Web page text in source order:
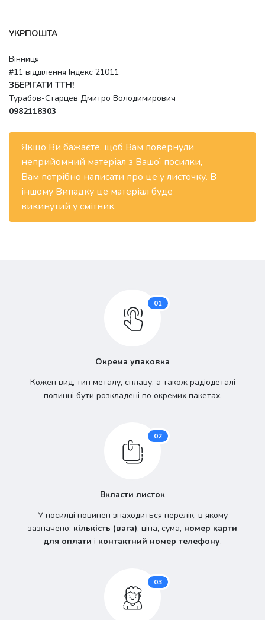
УКРПОШТА
Вінниця
#11 відділення Індекс 21011
ЗБЕРІГАТИ ТТН!
Турабов-Старцев Дмитро Володимирович
0982118303
Якщо Ви бажаєте, щоб Вам повернули
неприйомний матеріал з Вашої посилки,
Вам потрібно написати про це у листочку. В
іншому Випадку це матеріал буде
викинутий у смітник.
01
Окрема упаковка
Кожен вид, тип металу, сплаву, а також радіодеталі
повинні бути розкладені по окремих пакетах.
02
Вкласти листок
У посилці повинен знаходиться перелік, в якому
зазначено: кількість (вага), ціна, сума, номер карти
для оплати і контактний номер телефону.
03